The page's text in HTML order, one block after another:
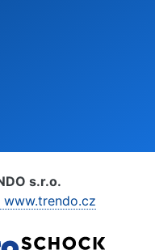
s.r.o.
www.trendo.cz